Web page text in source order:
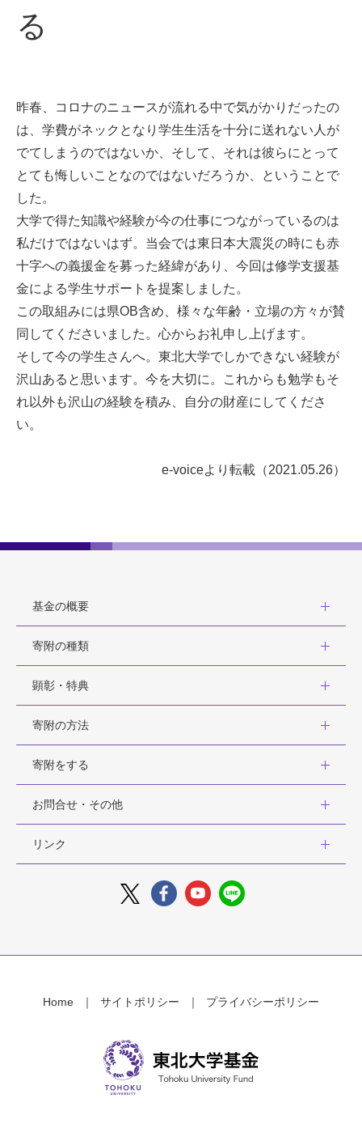
る
昨春、コロナのニュースが流れる中で気がかりだったの
は、学費がネックとなり学生生活を十分に送れない人が
でてしまうのではないか、そして、それは彼らにとって
とても悔しいことなのではないだろうか、ということで
した。
大学で得た知識や経験が今の仕事につながっているのは
私だけではないはず。当会では東日本大震災の時にも赤
十字への義援金を募った経緯があり、今回は修学支援基
金による学生サポートを提案しました。
この取組みには県OB含め、様々な年齢・立場の方々が賛
同してくださいました。心からお礼申し上げます。
そして今の学生さんへ。東北大学でしかできない経験が
沢山あると思います。今を大切に。これからも勉学もそ
れ以外も沢山の経験を積み、自分の財産にしてくださ
い。
e-voiceより転載（2021.05.26）
基金の概要
寄附の種類
顕彰・特典
寄附の方法
寄附をする
お問合せ・その他
リンク
Home サイトポリシー プライバシーポリシー